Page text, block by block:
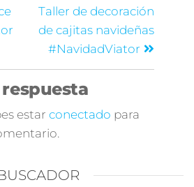
Taller de decoración
de cajitas navideñas
#NavidadViator
estar conectado para